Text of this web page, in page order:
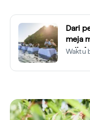
Dari
meja
unik
Waktu